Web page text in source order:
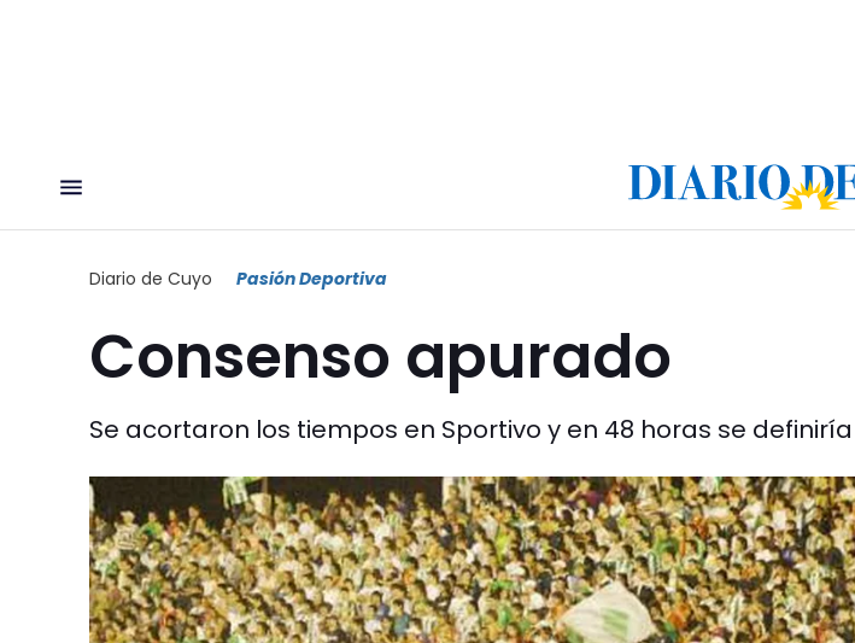
Diario de Cuyo Pasión Deportiva
Consenso apurado
Se acortaron los tiempos en Sportivo y en 48 horas se